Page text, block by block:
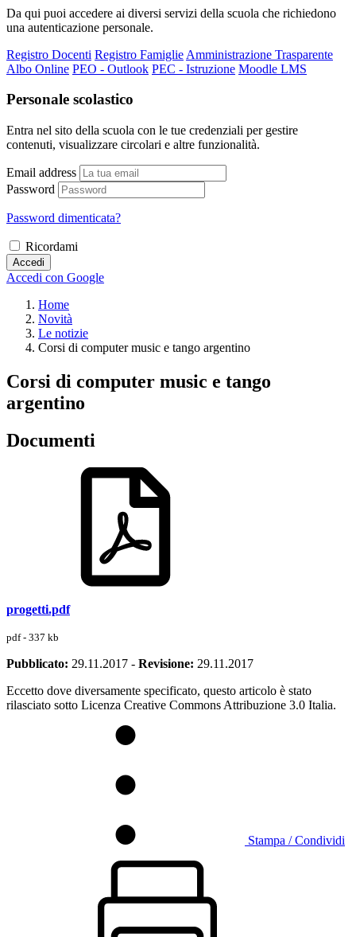
Da qui puoi accedere ai diversi servizi della scuola che richiedono
una autenticazione personale.
Registro Docenti Registro Famiglie Amministrazione Trasparente
Albo Online PEO - Outlook PEC - Istruzione Moodle LMS
Personale scolastico
Entra nel sito della scuola con le tue credenziali per gestire
contenuti, visualizzare circolari e altre funzionalità.
Email address
Password
Password dimenticata?
Ricordami
Accedi
Accedi con Google
Home
Novità
Le notizie
Corsi di computer music e tango argentino
Corsi di computer music e tango
argentino
Documenti
progetti.pdf
pdf - 337 kb
Pubblicato: 29.11.2017 - Revisione: 29.11.2017
Eccetto dove diversamente specificato, questo articolo è stato
rilasciato sotto Licenza Creative Commons Attribuzione 3.0 Italia.
Stampa / Condividi